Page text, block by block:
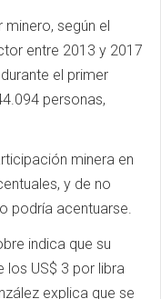
según el
entre 2013 y 2017
el primer
personas,
minera en
y de no
podría acentuarse.
indica que su
los US$ 3 por libra
explica que se